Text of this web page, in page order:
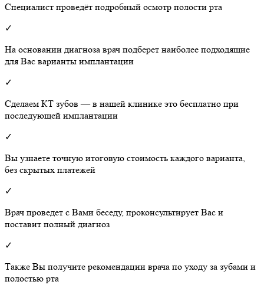
Специалист проведёт подробный осмотр полости рта
✓
На основании диагноза врач подберет наиболее подходящие
для Вас варианты имплантации
✓
Сделаем КТ зубов — в нашей клинике это бесплатно при
последующей имплантации
✓
Вы узнаете точную итоговую стоимость каждого варианта,
без скрытых платежей
✓
Врач проведет с Вами беседу, проконсультирует Вас и
поставит полный диагноз
✓
Также Вы получите рекомендации врача по уходу за зубами и
полостью рта